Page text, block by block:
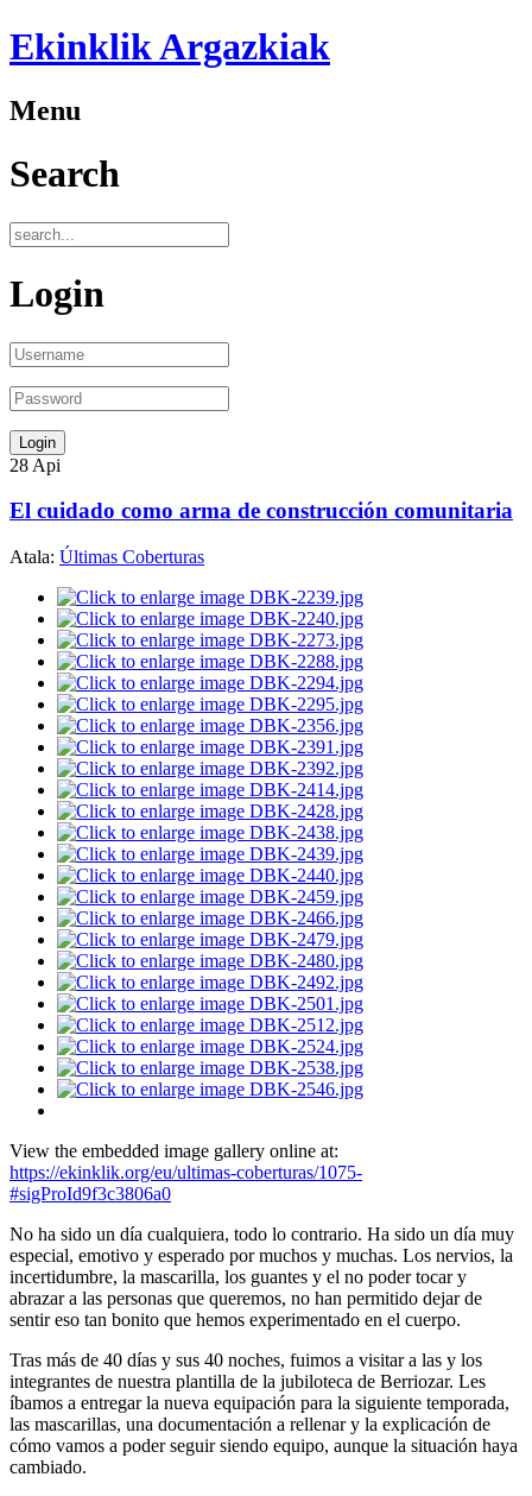
Ekinklik Argazkiak
Menu
Search
Login
28 Api
El cuidado como arma de construcción comunitaria
Atala: Últimas Coberturas
View the embedded image gallery online at:
https://ekinklik.org/eu/ultimas-coberturas/1075-
#sigProId9f3c3806a0
No ha sido un día cualquiera, todo lo contrario. Ha sido un día muy
especial, emotivo y esperado por muchos y muchas. Los nervios, la
incertidumbre, la mascarilla, los guantes y el no poder tocar y
abrazar a las personas que queremos, no han permitido dejar de
sentir eso tan bonito que hemos experimentado en el cuerpo.
Tras más de 40 días y sus 40 noches, fuimos a visitar a las y los
integrantes de nuestra plantilla de la jubiloteca de Berriozar. Les
íbamos a entregar la nueva equipación para la siguiente temporada,
las mascarillas, una documentación a rellenar y la explicación de
cómo vamos a poder seguir siendo equipo, aunque la situación haya
cambiado.